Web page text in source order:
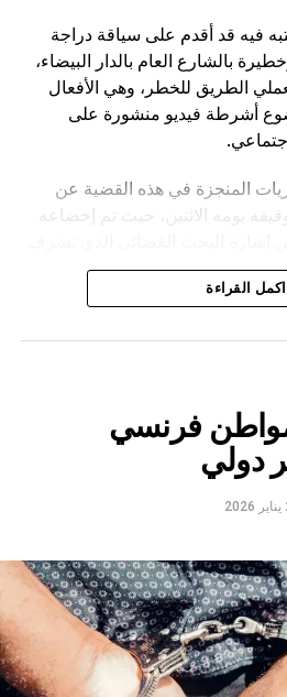
فيه قد أقدم على سياقة دراجة
بالشارع العام بالدار البيضاء،
الطريق للخطر، وهي الأفعال
أشرطة فيديو منشورة على
المنجزة في هذه القضية عن
يومه الاثنين، حيث تم إخضاعه
وذلك للكشف عن جميع ظروف
وكذا تحديد كافة
اكمل القراءة
فرنسي
دولي